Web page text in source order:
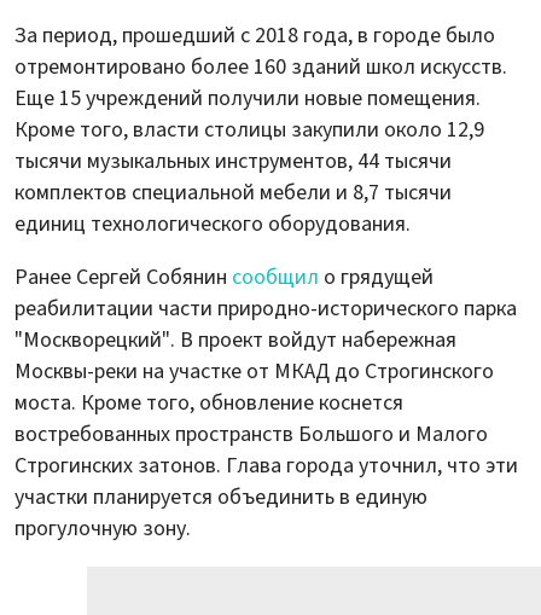
За период, прошедший с 2018 года, в городе было
отремонтировано более 160 зданий школ искусств.
Еще 15 учреждений получили новые помещения.
Кроме того, власти столицы закупили около 12,9
тысячи музыкальных инструментов, 44 тысячи
комплектов специальной мебели и 8,7 тысячи
единиц технологического оборудования.
Ранее Сергей Собянин сообщил о грядущей
реабилитации части природно-исторического парка
"Москворецкий". В проект войдут набережная
Москвы-реки на участке от МКАД до Строгинского
моста. Кроме того, обновление коснется
востребованных пространств Большого и Малого
Строгинских затонов. Глава города уточнил, что эти
участки планируется объединить в единую
прогулочную зону.